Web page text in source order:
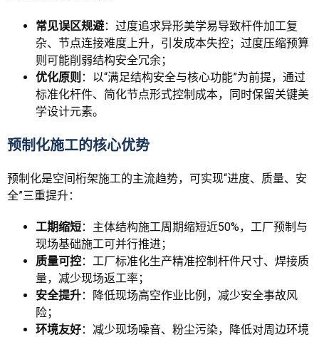
常见误区规避：过度追求异形美学易导致杆件加工复
杂、节点连接难度上升，引发成本失控；过度压缩预算
则可能削弱结构安全冗余；
优化原则 ：以“满足结构安全与核心功能”为前提，通过
标准化杆件、简化节点形式控制成本，同时保留关键美
学设计元素。
预制化施工的核心优势
预制化是空间桁架施工的主流趋势，可实现“进度、质量、安
全”三重提升：
工期缩短：主体结构施工周期缩短近50%，工厂预制与
现场基础施工可并行推进；
质量可控：工厂标准化生产精准控制杆件尺寸、焊接质
量，减少现场返工率；
安全提升：降低现场高空作业比例，减少安全事故风
险；
环境友好：减少现场噪音、粉尘污染，降低对周边环境